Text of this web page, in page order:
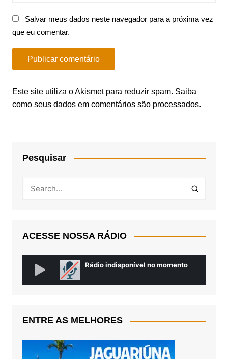
Salvar meus dados neste navegador para a próxima vez
que eu comentar.
Este site utiliza o Akismet para reduzir spam. Saiba
como seus dados em comentários são processados.
Pesquisar
ACESSE NOSSA RÁDIO
ENTRE AS MELHORES